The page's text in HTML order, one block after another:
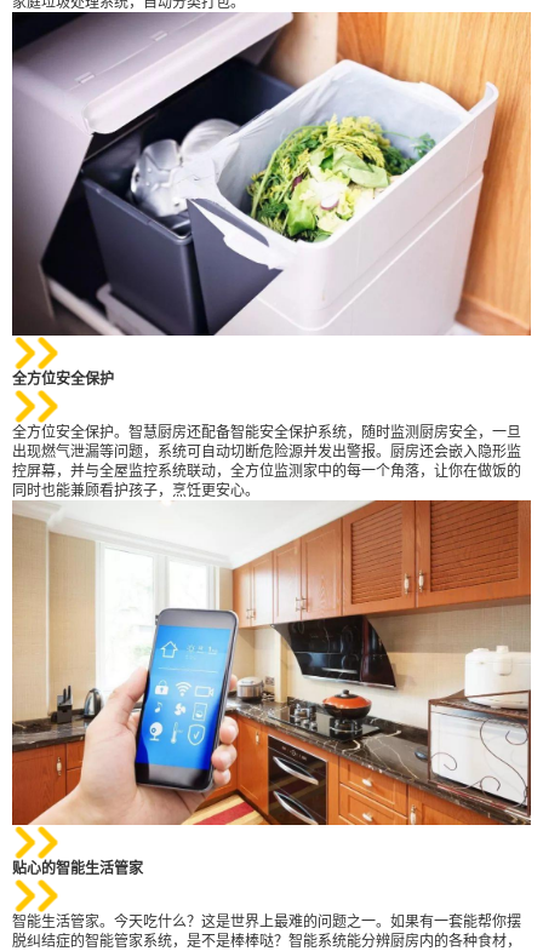
全方位安全保护
全方位安全保护。智慧厨房还配备智能安全保护系统，随时监测厨房安全，一旦
出现燃气泄漏等问题，系统可自动切断危险源并发出警报。厨房还会嵌入隐形监
控屏幕，并与全屋监控系统联动，全方位监测家中的每一个角落，让你在做饭的
同时也能兼顾看护孩子，烹饪更安心。
贴心的智能生活管家
智能生活管家。今天吃什么？这是世界上最难的问题之一。如果有一套能帮你摆
脱纠结症的智能管家系统，是不是棒棒哒？智能系统能分辨厨房内的各种食材，
给Nancy打赏